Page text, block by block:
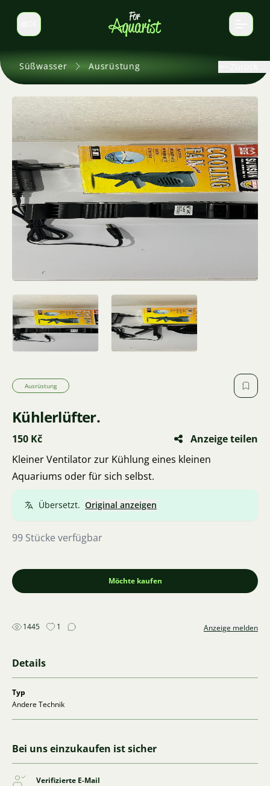
Sprache wechseln
Süßwasser Ausrüstung
Ausrüstung
Kühlerlüfter.
150 Kč
Anzeige teilen
Kleiner Ventilator zur Kühlung eines kleinen
Aquariums oder für sich selbst.
Übersetzt. Original anzeigen
99 Stücke verfügbar
Möchte kaufen
1445 1 Anzeige melden
Details
Typ
Andere Technik
Bei uns einzukaufen ist sicher
Verifizierte E-Mail